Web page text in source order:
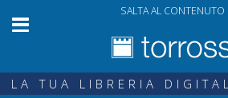
SALTA AL CONTENUTO
LA TUA LIBRERIA